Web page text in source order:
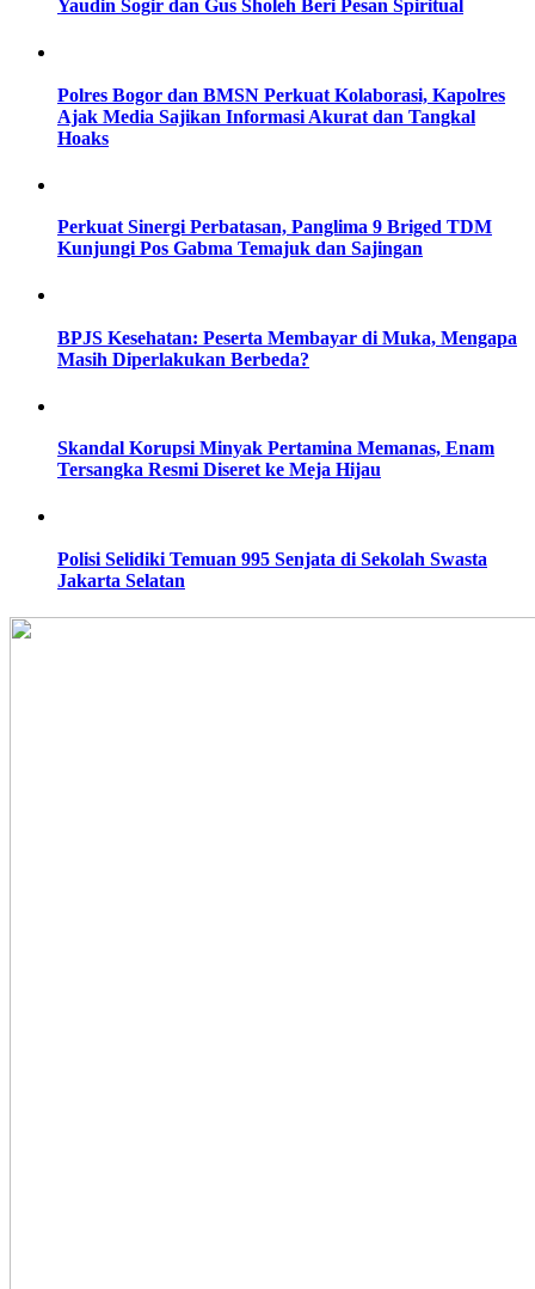
Yaudin Sogir dan Gus Sholeh Beri Pesan Spiritual
Polres Bogor dan BMSN Perkuat Kolaborasi, Kapolres
Ajak Media Sajikan Informasi Akurat dan Tangkal
Hoaks
Perkuat Sinergi Perbatasan, Panglima 9 Briged TDM
Kunjungi Pos Gabma Temajuk dan Sajingan
BPJS Kesehatan: Peserta Membayar di Muka, Mengapa
Masih Diperlakukan Berbeda?
Skandal Korupsi Minyak Pertamina Memanas, Enam
Tersangka Resmi Diseret ke Meja Hijau
Polisi Selidiki Temuan 995 Senjata di Sekolah Swasta
Jakarta Selatan